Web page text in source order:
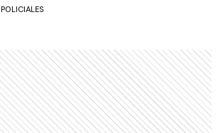
POLICIALES